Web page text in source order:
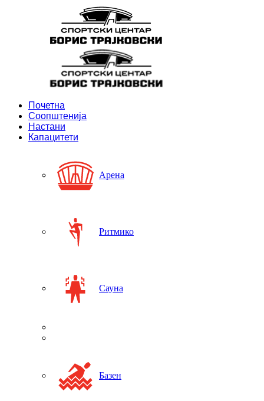
Почетна
Соопштенија
Настани
Капацитети
Арена
Ритмико
Сауна
Базен